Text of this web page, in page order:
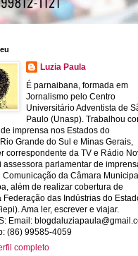
Luzia Paula
É parnaibana, formada em
Jornalismo pelo Centro
Universitário Adventista de
Paulo (Unasp). Trabalhou
imprensa nos Estados do
Grande do Sul e Minas Gerais,
correspondente da TV e Rádio
assessora parlamentar de
Comunicação da Câmara Municipal
além de realizar cobertura de
Federação das Indústrias do
Ama ler, escrever e viajar.
Email:
(86) 99585-4059
completo